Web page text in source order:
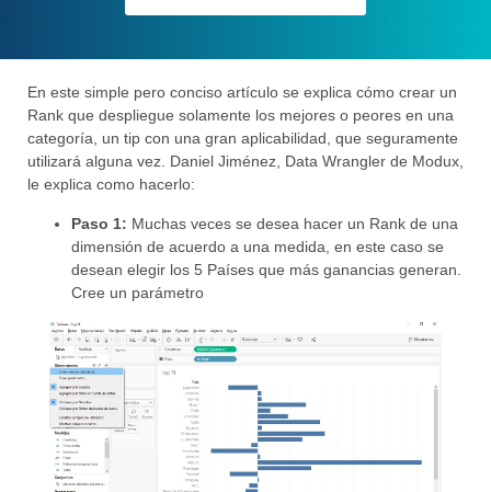
En este simple pero conciso artículo se explica cómo crear un
Rank que despliegue solamente los mejores o peores en una
categoría, un tip con una gran aplicabilidad, que seguramente
utilizará alguna vez. Daniel Jiménez, Data Wrangler de Modux,
le explica como hacerlo:
Paso 1: Muchas veces se desea hacer un Rank de una
dimensión de acuerdo a una medida, en este caso se
desean elegir los 5 Países que más ganancias generan.
Cree un parámetro